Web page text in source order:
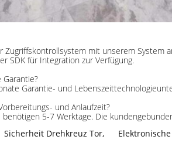
Zugriffskontrollsystem mit unserem System
SDK für Integration zur Verfügung.
Garantie?
Garantie- und
und Anlaufzeit?
5-7 Werktage. Die
Sicherheit Drehkreuz Tor,